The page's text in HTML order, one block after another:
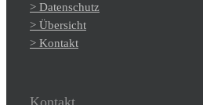
> Datenschutz
> Übersicht
> Kontakt